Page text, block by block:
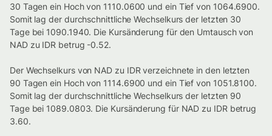
30 Tagen ein Hoch von 1110.0600 und ein Tief von 1064.6900.
Somit lag der durchschnittliche Wechselkurs der letzten 30
Tage bei 1090.1940. Die Kursänderung für den Umtausch von
NAD zu IDR betrug -0.52.
Der Wechselkurs von NAD zu IDR verzeichnete in den letzten
90 Tagen ein Hoch von 1114.6900 und ein Tief von 1051.8100.
Somit lag der durchschnittliche Wechselkurs der letzten 90
Tage bei 1089.0803. Die Kursänderung für NAD zu IDR betrug
3.60.